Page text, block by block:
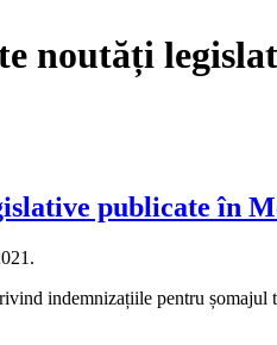
noutăți
publicate în
indemnizațiile pentru